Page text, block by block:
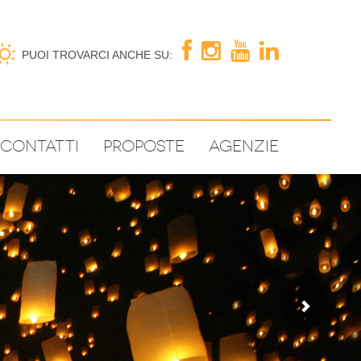
PUOI TROVARCI ANCHE SU:
Agenzie
Proposte
Contatti